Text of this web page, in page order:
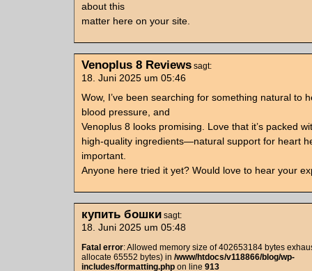
about this
matter here on your site.
Venoplus 8 Reviews sagt:
18. Juni 2025 um 05:46
Wow, I’ve been searching for something natural to
blood pressure, and
Venoplus 8 looks promising. Love that it’s packed
high-quality ingredients—natural support for heart
important.
Anyone here tried it yet? Would love to hear your
купить бошки sagt:
18. Juni 2025 um 05:48
Fatal error: Allowed memory size of 402653184 bytes
allocate 65552 bytes) in /www/htdocs/v118866/blog/wp-
includes/formatting.php on line 913